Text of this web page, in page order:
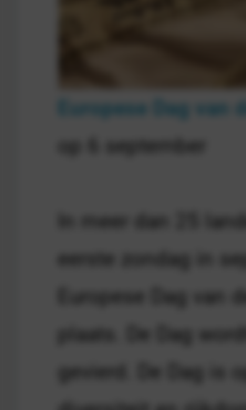
Europese Dag van
op 6 september
In meer dan 25
eerste zondag in
Europese Dag van
plaats. De Dag
gevierd. De Dag is